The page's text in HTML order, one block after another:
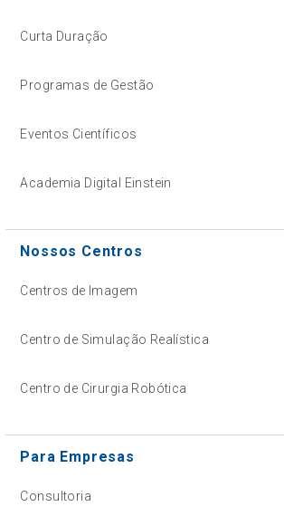
Curta Duração
Programas de Gestão
Eventos Científicos
Academia Digital Einstein
Nossos Centros
Centros de Imagem
Centro de Simulação Realística
Centro de Cirurgia Robótica
Para Empresas
Consultoria